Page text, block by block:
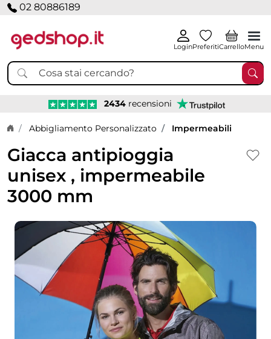
02 80886189
LoginPreferitiCarrelloMenu
2434 recensioni
Home page
Abbigliamento Personalizzato Impermeabili
Giacca antipioggia
unisex , impermeabile
3000 mm